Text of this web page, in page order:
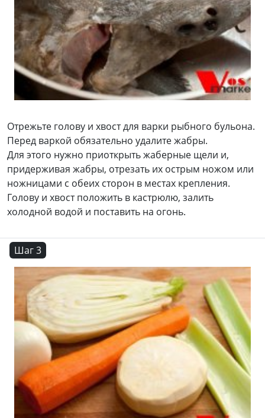
Отрежьте голову и хвост для варки рыбного бульона.
Перед варкой обязательно удалите жабры.
Для этого нужно приоткрыть жаберные щели и,
придерживая жабры, отрезать их острым ножом или
ножницами с обеих сторон в местах крепления.
Голову и хвост положить в кастрюлю, залить
холодной водой и поставить на огонь.
Шаг 3